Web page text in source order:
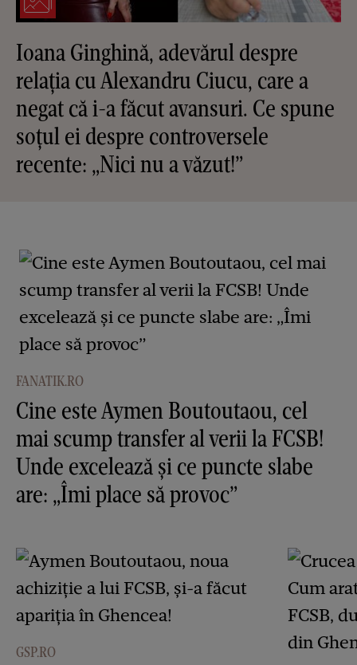
Ioana Ginghină, adevărul despre
relația cu Alexandru Ciucu, care a
negat că i-a făcut avansuri. Ce spune
soțul ei despre controversele
recente: „Nici nu a văzut!”
FANATIK.RO
Cine este Aymen Boutoutaou, cel
mai scump transfer al verii la FCSB!
Unde excelează și ce puncte slabe
are: „Îmi place să provoc”
GSP.RO